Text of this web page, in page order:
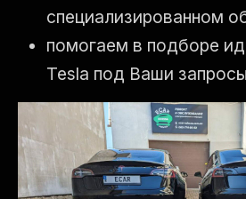
специализированном
помогаем в подборе
Tesla под Ваши запросы